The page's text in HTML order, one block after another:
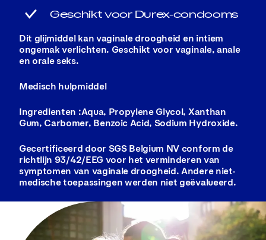
Geschikt voor Durex-condooms
Dit glijmiddel kan vaginale droogheid en intiem
ongemak verlichten. Geschikt voor vaginale, anale
en orale seks.
Medisch hulpmiddel
Ingredienten :Aqua, Propylene Glycol, Xanthan
Gum, Carbomer, Benzoic Acid, Sodium Hydroxide.
Gecertificeerd door SGS Belgium NV conform de
richtlijn 93/42/EEG voor het verminderen van
symptomen van vaginale droogheid. Andere niet-
medische toepassingen werden niet geëvalueerd.